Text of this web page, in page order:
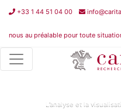
+33 1 44 51 04 00
nous au préalable pour toute
Non classé >L’analyse
L’analyse et la